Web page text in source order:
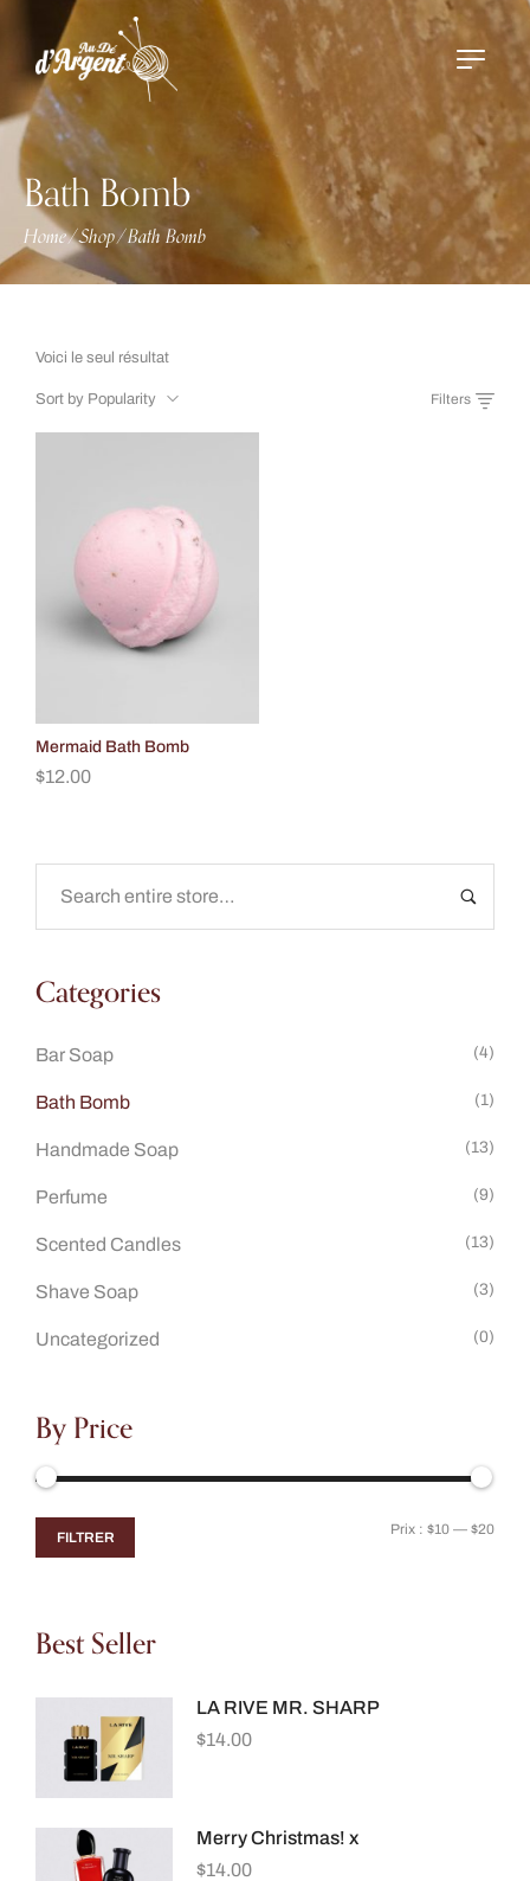
Bath Bomb
Home/Shop/Bath Bomb
Categories
Bar Soap (4)
Bath Bomb (1)
Handmade Soap (13)
Perfume (9)
Scented Candles (13)
Shave Soap (3)
Uncategorized (0)
By Price
FILTRER Prix : $10 — $20
Best Seller
LA RIVE MR. SHARP
$14.00
Merry Christmas! x
$14.00
Voici le seul résultat
Sort by Popularity Filters
Mermaid Bath Bomb
$12.00